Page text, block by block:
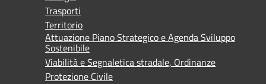
Trasporti
Territorio
Attuazione Piano Strategico e Agenda Sviluppo
Sostenibile
Viabilità e Segnaletica stradale, Ordinanze
Protezione Civile